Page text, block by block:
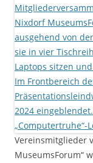
Vereinsmitglieder
MuseumsForum“